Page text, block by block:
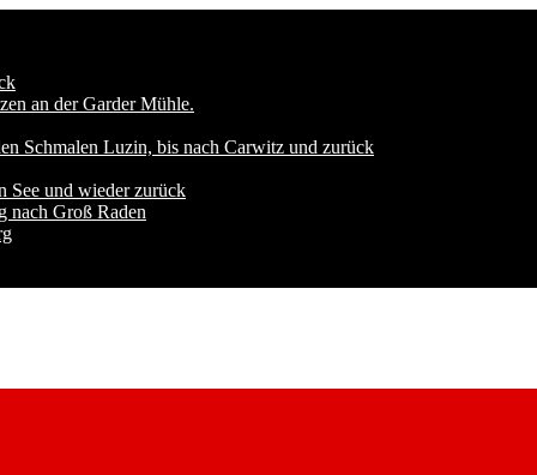
an der Garder Mühle.
Schmalen Luzin, bis nach Carwitz und zurück
See und wieder zurück
nach Groß Raden